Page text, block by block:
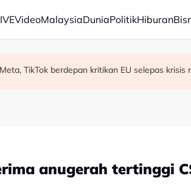
VideoMalaysiaDuniaPolitikHiburan
JMM, LMNS jalin kerjasama promosi Adat
Angka kematian gempa bumi Kumamoto
Meta, TikTok berdepan kritikan EU selepas krisis
anugerah tertinggi